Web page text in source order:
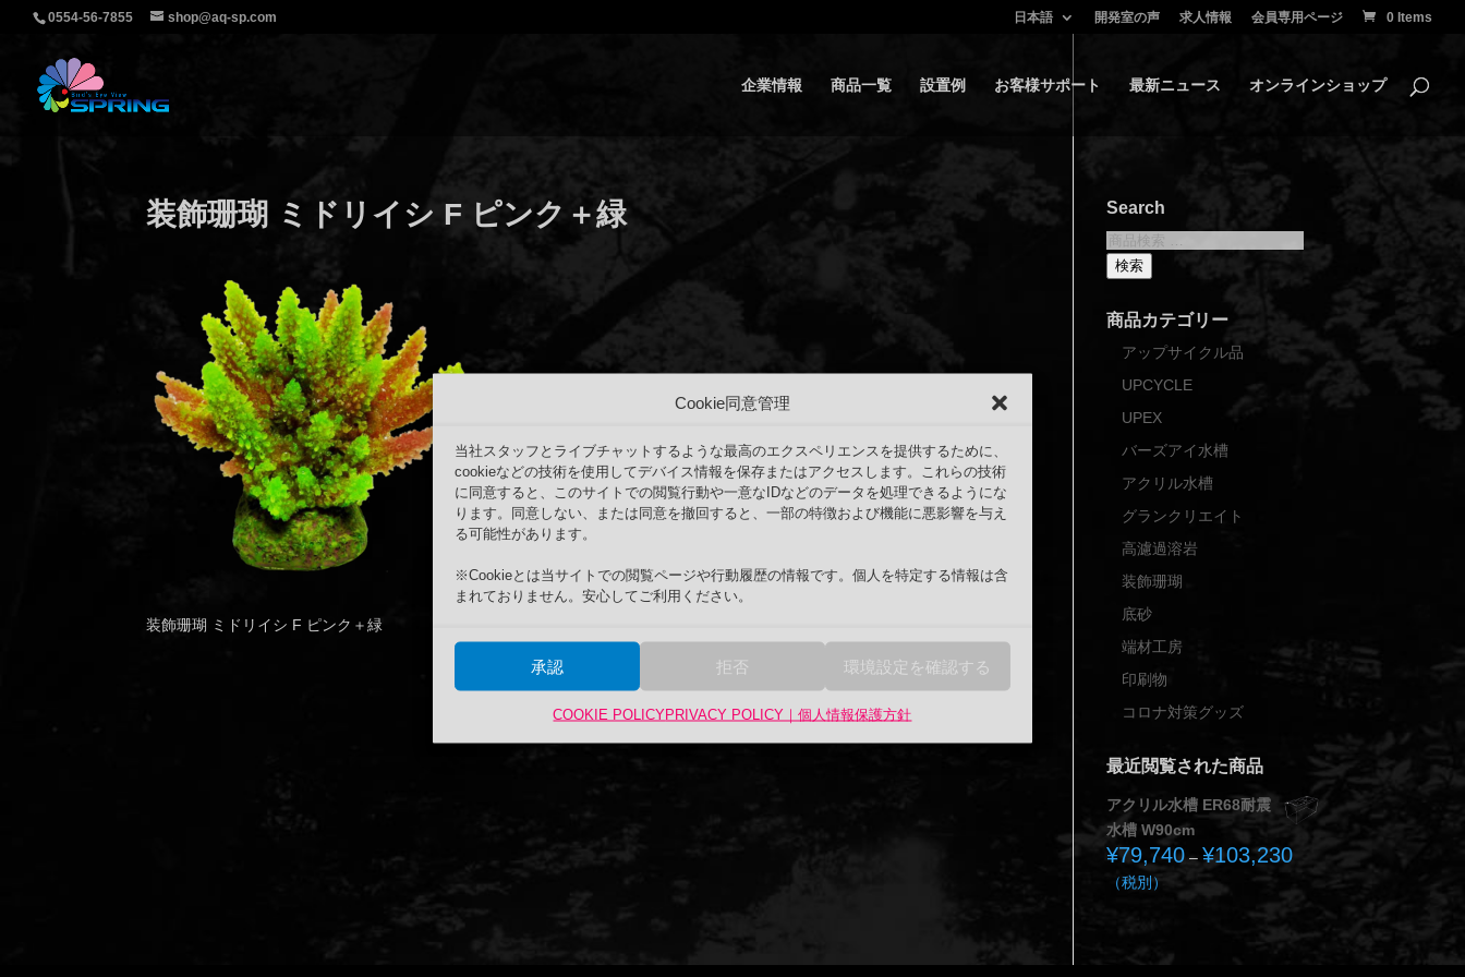
Cookie同意管理
当社スタッフとライブチャットするような最高のエクスペリエンスを提供するために、
cookieなどの技術を使用してデバイス情報を保存またはアクセスします。これらの技術
に同意すると、このサイトでの閲覧行動や一意なIDなどのデータを処理できるようにな
ります。同意しない、または同意を撤回すると、一部の特徴および機能に悪影響を与え
る可能性があります。
※Cookieとは当サイトでの閲覧ページや行動履歴の情報です。個人を特定する情報は含
まれておりません。安心してご利用ください。
承認 拒否 環境設定を確認する
COOKIE POLICYPRIVACY POLICY｜個人情報保護方針
0554-56-7855 shop@aq-sp.com 日本語 開発室の声 求人情報 会員専用ページ 0 Items
企業情報 商品一覧 設置例 お客様サポート 最新ニュース オンラインショップ
装飾珊瑚 ミドリイシ F ピンク＋緑
装飾珊瑚 ミドリイシ F ピンク＋緑
Search
検
索
象:
検索
商品カテゴリー
アップサイクル品
UPCYCLE
UPEX
バーズアイ水槽
アクリル水槽
グランクリエイト
高濾過溶岩
装飾珊瑚
底砂
端材工房
印刷物
コロナ対策グッズ
最近閲覧された商品
アクリル水槽 ER68耐震
水槽 W90cm
¥79,740 – ¥103,230価
（税別）